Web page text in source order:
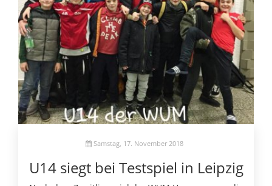
Samstag, 17. November 2018
U14 siegt bei Testspiel in Leipzig